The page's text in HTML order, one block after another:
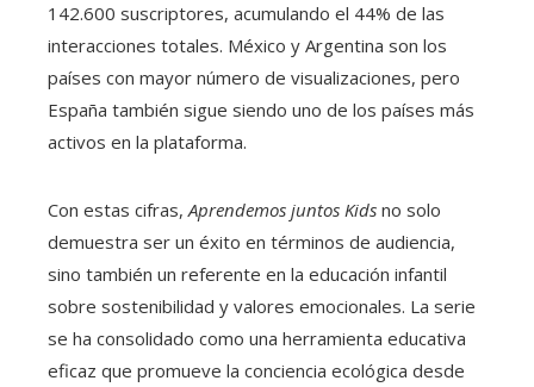
142.600 suscriptores, acumulando el 44% de las
interacciones totales. México y Argentina son los
países con mayor número de visualizaciones, pero
España también sigue siendo uno de los países más
activos en la plataforma.
Con estas cifras,Aprendemos juntos Kids no solo
demuestra ser un éxito en términos de audiencia,
sino también un referente en la educación infantil
sobre sostenibilidad y valores emocionales. La serie
se ha consolidado como una herramienta educativa
eficaz que promueve la conciencia ecológica desde